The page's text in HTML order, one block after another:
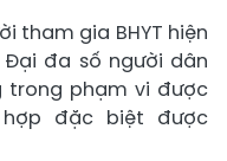
tham gia BHYT hiện
Đại đa số người dân
trong phạm vi được
đặc biệt được